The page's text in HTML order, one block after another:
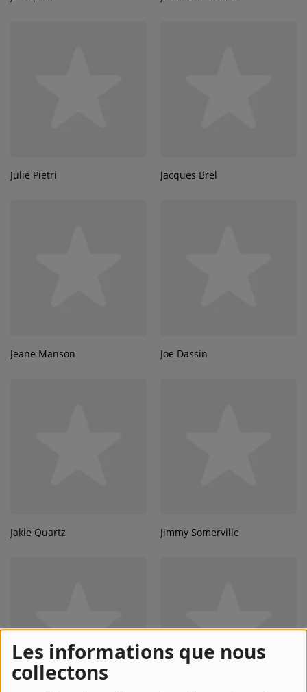
Les informations que nous
collectons
Julie Pietri Jacques Brel
Jeane Manson Joe Dassin
Jakie Quartz Jimmy Somerville